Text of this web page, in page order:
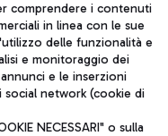
comprendere i contenuti
in linea con le sue
delle funzionalità e
e monitoraggio dei
e le inserzioni
network (cookie di
NECESSARI" o sulla